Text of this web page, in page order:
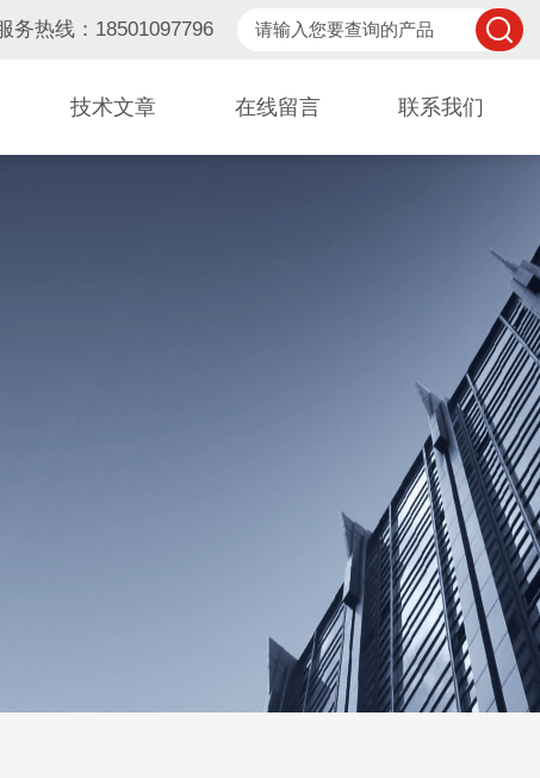
务热线：18501097796
技术文章 在线留言 联系我们